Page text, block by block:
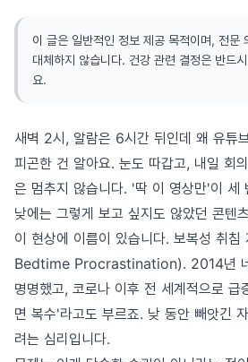
이 글은 일반적인 정보 제공 목적이며, 전문
대체하지 않습니다. 건강 관련 결정은 반드
요.
새벽 2시, 알람은 6시간 뒤인데 왜 유튜
피곤한 건 알아요. 눈도 따갑고, 내일 회
은 멈추지 않습니다. '딱 이 영상만'이 세
낮에는 그렇게 보고 싶지도 않았던 콘텐
이 현상에 이름이 있습니다. 보복성 취
Bedtime Procrastination). 2014년 네
명명했고, 코로나 이후 전 세계적으로 급
면 복수'라고도 부르죠. 낮 동안 빼앗긴
려는 심리입니다.